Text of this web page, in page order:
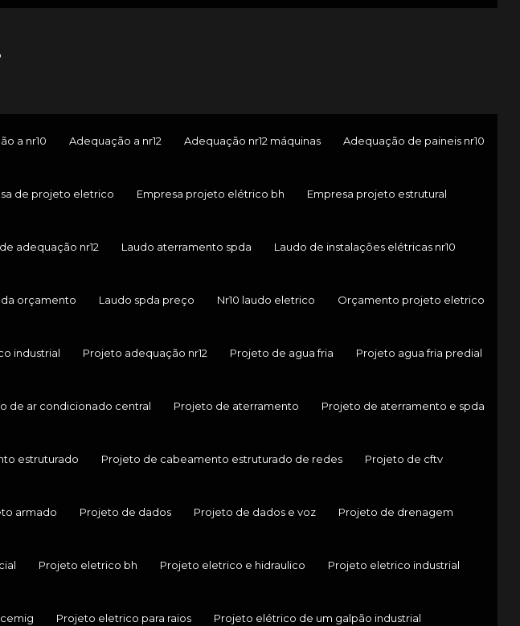
a nr10 Adequação a nr12 Adequação nr12 máquinas Adequação de paineis nr10
de projeto eletrico Empresa projeto elétrico bh Empresa projeto estrutural
adequação nr12 Laudo aterramento spda Laudo de instalações elétricas nr10
orçamento Laudo spda preço Nr10 laudo eletrico Orçamento projeto eletrico
industrial Projeto adequação nr12 Projeto de agua fria Projeto agua fria predial
de ar condicionado central Projeto de aterramento Projeto de aterramento e spda
estruturado Projeto de cabeamento estruturado de redes Projeto de cftv
armado Projeto de dados Projeto de dados e voz Projeto de drenagem
Projeto eletrico bh Projeto eletrico e hidraulico Projeto eletrico industrial
Projeto eletrico para raios Projeto elétrico de um galpão industrial